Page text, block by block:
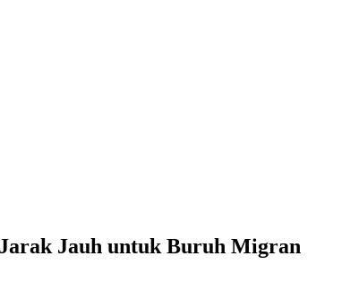
Jauh untuk Buruh Migran